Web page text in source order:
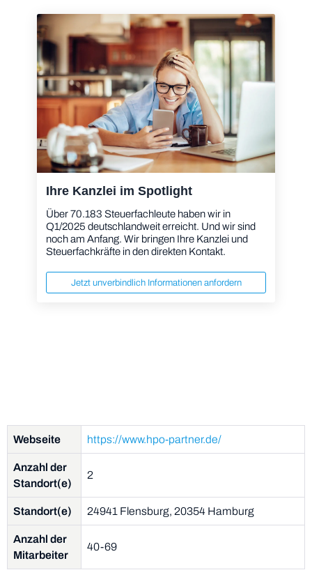
Ihre Kanzlei im Spotlight
Über 70.183 Steuerfachleute haben wir in
Q1/2025 deutschlandweit erreicht. Und wir sind
noch am Anfang. Wir bringen Ihre Kanzlei und
Steuerfachkräfte in den direkten Kontakt.
Jetzt unverbindlich Informationen anfordern
Webseite https://www.hpo-partner.de/
Anzahl der
Standort(e)
2
Standort(e) 24941 Flensburg, 20354 Hamburg
Anzahl der
Mitarbeiter
40-69